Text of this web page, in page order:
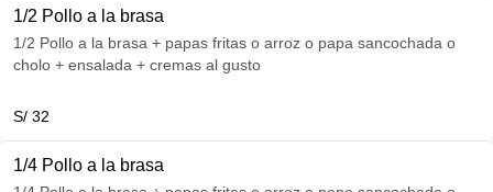
1/2 Pollo a la brasa
1/2 Pollo a la brasa + papas fritas o arroz o papa sancochada o
cholo + ensalada + cremas al gusto
S/ 32
1/4 Pollo a la brasa